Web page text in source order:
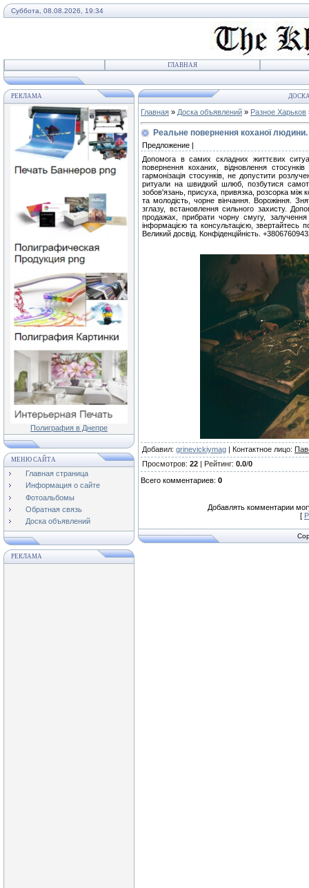
Суббота, 08.08.2026, 19:34
ГЛАВНАЯ
РЕКЛАМА
Полиграфия в Днепре
МЕНЮ САЙТА
Главная страница
Информация о сайте
Фотоальбомы
Обратная связь
Доска объявлений
РЕКЛАМА
Главная » Доска объявлений » Разное Харьков
Реальне повернення коханої
Предложение |
Допомога в самих складних життєвих
повернення коханих, відновлення
гармонізація стосунків, не допустити
ритуали на швидкий шлюб, позбутися
зобов'язань, присуха, привязка, розсорка між
та молодість, чорне вінчання. Ворожіння.
зглазу, встановлення сильного захисту.
продажах, прибрати чорну смугу,
інформацією та консультацією, звертайтесь
Великий досвід. Конфіденційність.
Добавил: grinevickiymag | Контактное лицо:
Просмотров: 22 | Рейтинг: 0.0/0
Всего комментариев: 0
Добавлять комментарии
[